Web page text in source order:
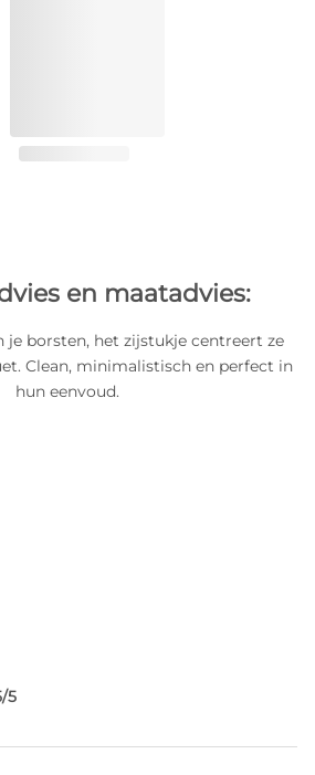
en maatadvies:
je borsten, het zijstukje centreert ze
Clean, minimalistisch en perfect in
hun eenvoud.
5